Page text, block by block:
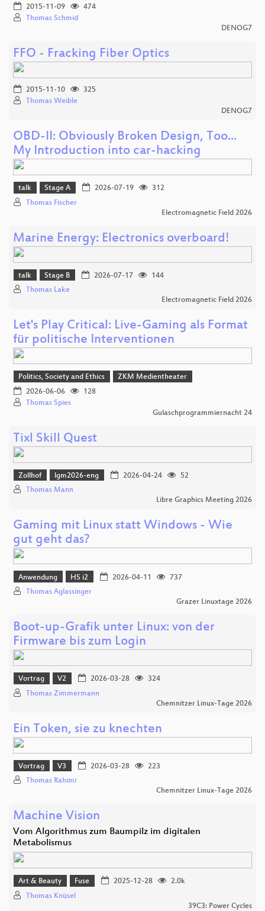
2015-11-09
474
Thomas Schmid
DENOG7
FFO - Fracking Fiber Optics
2015-11-10
325
Thomas Weible
DENOG7
OBD-II: Obviously Broken Design, Too...
My Introduction into car-hacking
talk Stage A 2026-07-19
312
Thomas Fischer
Electromagnetic Field 2026
Marine Energy: Electronics overboard!
talk Stage B 2026-07-17
144
Thomas Lake
Electromagnetic Field 2026
Let's Play Critical: Live-Gaming als Format
für politische Interventionen
Politics, Society and Ethics
ZKM Medientheater
2026-06-06
128
Thomas Spies
Gulaschprogrammiernacht 24
Tixl Skill Quest
Zollhof lgm2026-eng 2026-04-24
52
Thomas Mann
Libre Graphics Meeting 2026
Gaming mit Linux statt Windows - Wie
gut geht das?
Anwendung HS i2 2026-04-11
737
Thomas Aglassinger
Grazer Linuxtage 2026
Boot-up-Grafik unter Linux: von der
Firmware bis zum Login
Vortrag V2 2026-03-28
324
Thomas Zimmermann
Chemnitzer Linux-Tage 2026
Ein Token, sie zu knechten
Vortrag V3 2026-03-28
223
Thomas Rahimi
Chemnitzer Linux-Tage 2026
Machine Vision
Vom Algorithmus zum Baumpilz im digitalen
Metabolismus
Art & Beauty Fuse 2025-12-28
2.0k
Thomas Knüsel
39C3: Power Cycles